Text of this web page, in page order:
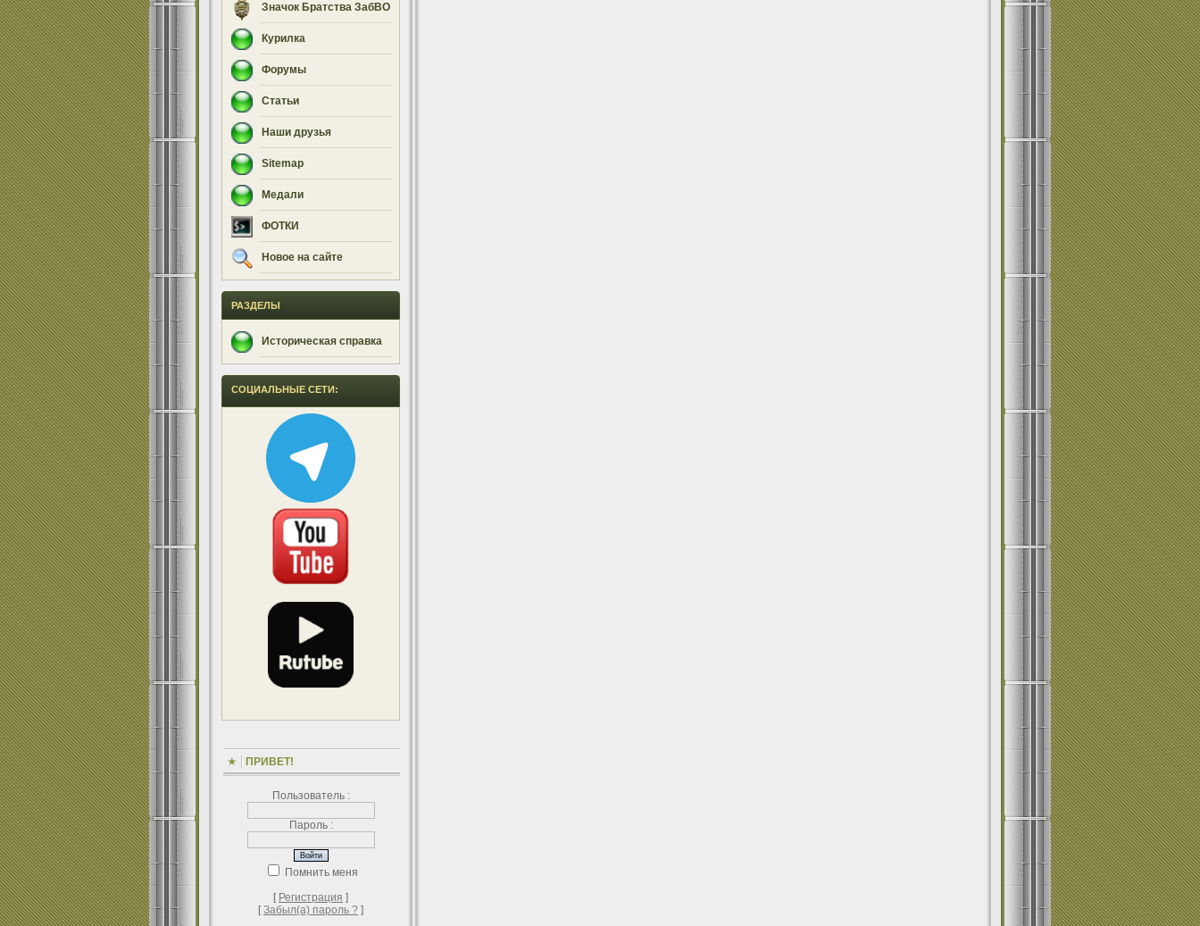
Значок Братства ЗабВО
Курилка
Форумы
Статьи
Наши друзья
Sitemap
Медали
ФОТКИ
Новое на сайте
РАЗДЕЛЫ
Историческая справка
СОЦИАЛЬНЫЕ СЕТИ:
ПРИВЕТ!
Пользователь :
Пароль :
Помнить меня
[ Регистрация ]
[Забыл(а) пароль ? ]